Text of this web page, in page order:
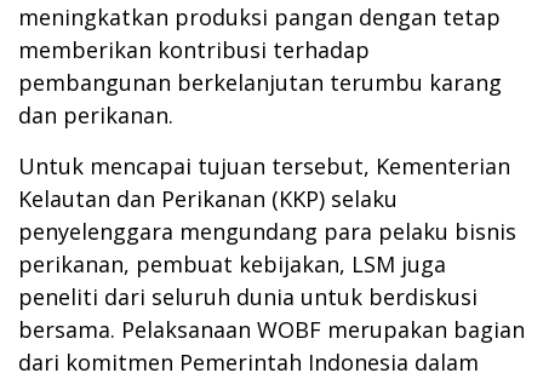
meningkatkan produksi pangan dengan tetap
memberikan kontribusi terhadap
pembangunan berkelanjutan terumbu karang
dan perikanan.
Untuk mencapai tujuan tersebut, Kementerian
Kelautan dan Perikanan (KKP) selaku
penyelenggara mengundang para pelaku bisnis
perikanan, pembuat kebijakan, LSM juga
peneliti dari seluruh dunia untuk berdiskusi
bersama. Pelaksanaan WOBF merupakan bagian
dari komitmen Pemerintah Indonesia dalam